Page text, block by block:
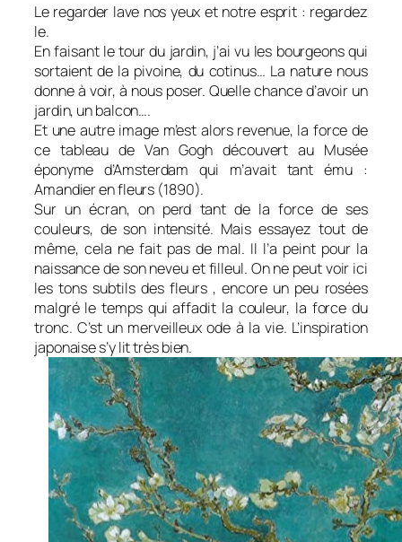
Le regarder lave nos yeux et notre esprit : regardez
le.
En faisant le tour du jardin, j’ai vu les bourgeons qui
sortaient de la pivoine, du cotinus… La nature nous
donne à voir, à nous poser. Quelle chance d’avoir un
jardin, un balcon….
Et une autre image m’est alors revenue, la force de
ce tableau de Van Gogh découvert au Musée
éponyme d’Amsterdam qui m’avait tant ému :
Amandier en fleurs (1890).
Sur un écran, on perd tant de la force de ses
couleurs, de son intensité. Mais essayez tout de
même, cela ne fait pas de mal. Il l’a peint pour la
naissance de son neveu et filleul. On ne peut voir ici
les tons subtils des fleurs , encore un peu rosées
malgré le temps qui affadit la couleur, la force du
tronc. C’st un merveilleux ode à la vie. L’inspiration
japonaise s’y lit très bien.